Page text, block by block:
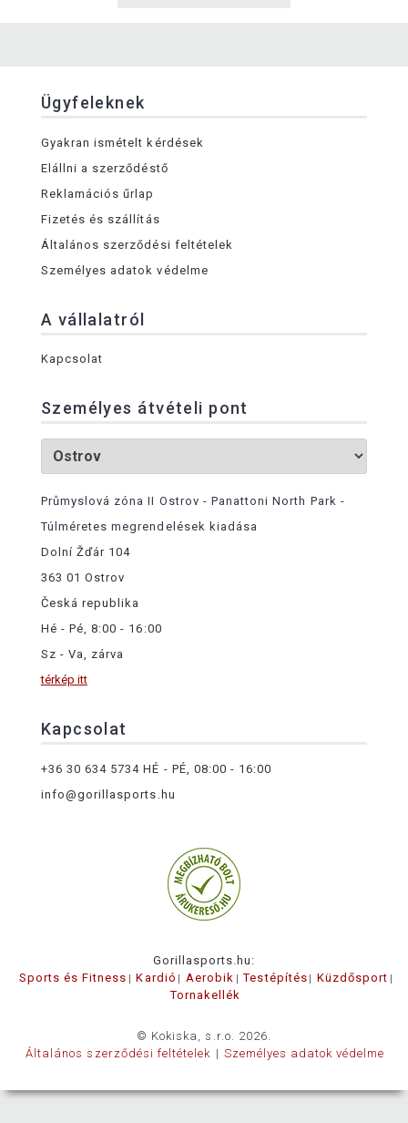
Ügyfeleknek
Gyakran ismételt kérdések
Elállni a szerződéstő
Reklamációs űrlap
Fizetés és szállítás
Általános szerződési feltételek
Személyes adatok védelme
A vállalatról
Kapcsolat
Személyes átvételi pont
Průmyslová zóna II Ostrov - Panattoni North Park -
Túlméretes megrendelések kiadása
Dolní Žďár 104
363 01 Ostrov
Česká republika
Hé - Pé, 8:00 - 16:00
Sz - Va, zárva
térkép itt
Kapcsolat
+36 30 634 5734 HÉ - PÉ, 08:00 - 16:00
info@gorillasports.hu
Gorillasports.hu:
Sports és Fitness
Kardió Aerobik Testépítés
Küzdősport
Tornakellék
© Kokiska, s.r.o. 2026.
Általános szerződési feltételek
Személyes adatok védelme